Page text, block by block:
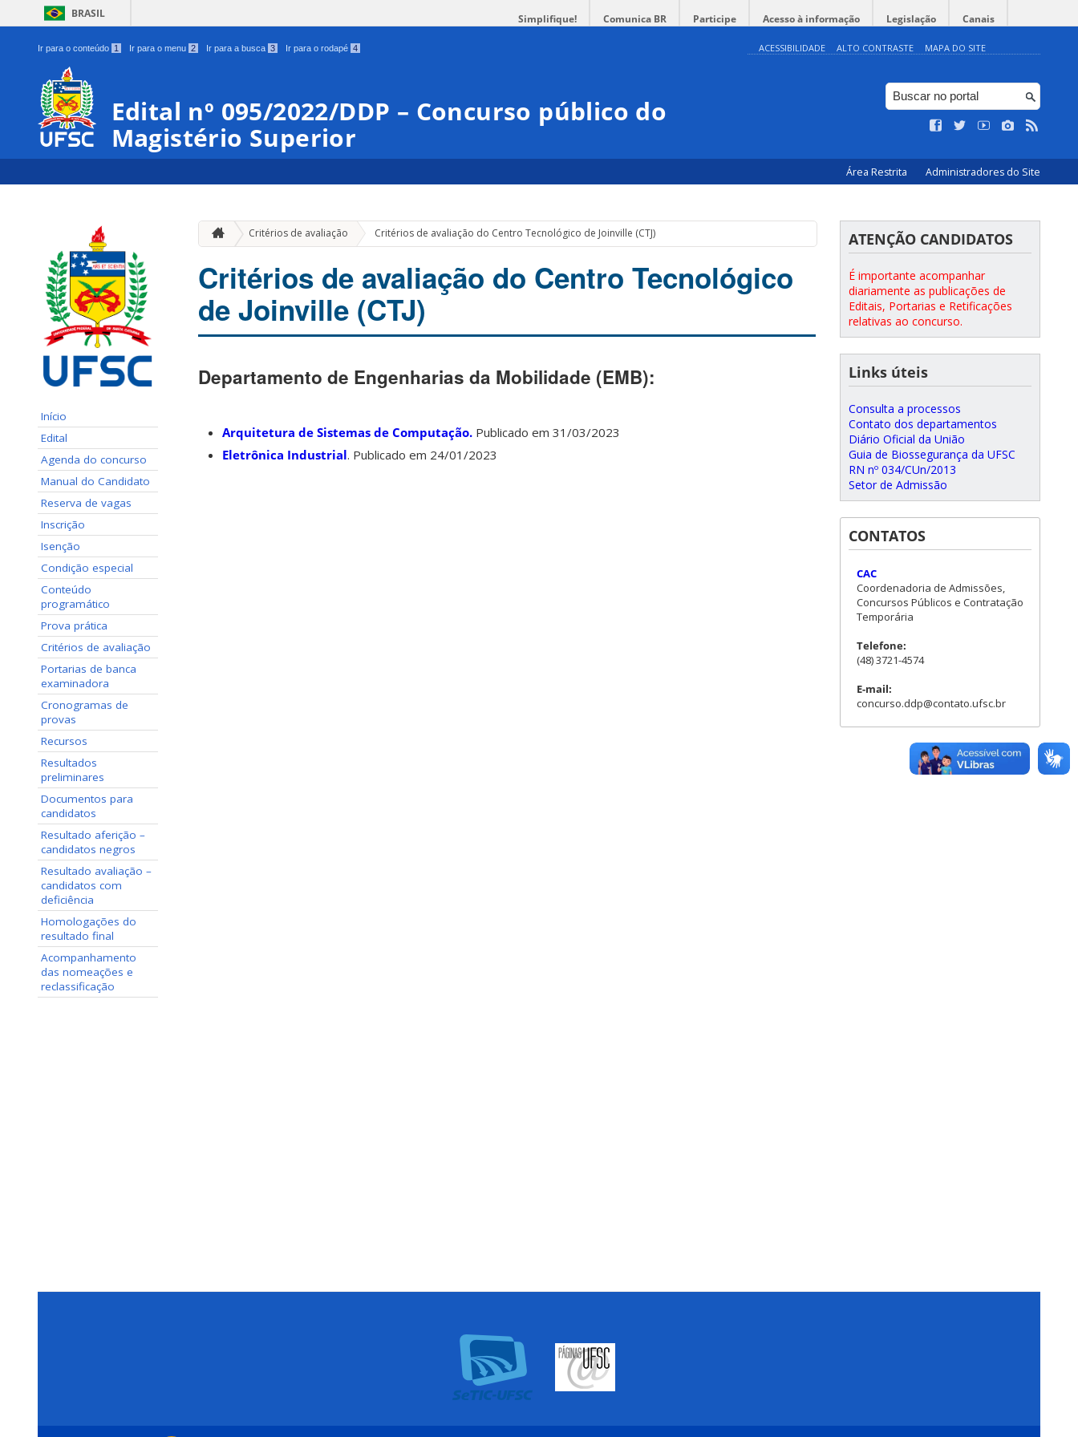
BRASIL Simplifique! Comunica BR Participe Acesso à informação Legislação Canais
Ir para o conteúdo 1 Ir para o menu 2 Ir para a busca 3 Ir para o rodapé 4 ACESSIBILIDADE ALTO CONTRASTE MAPA DO SITE
Edital nº 095/2022/DDP – Concurso público do
Magistério Superior
Área Restrita Administradores do Site
Início
Edital
Agenda do concurso
Manual do Candidato
Reserva de vagas
Inscrição
Isenção
Condição especial
Conteúdo
programático
Prova prática
Critérios de avaliação
Portarias de banca
examinadora
Cronogramas de
provas
Recursos
Resultados
preliminares
Documentos para
candidatos
Resultado aferição –
candidatos negros
Resultado avaliação –
candidatos com
deficiência
Homologações do
resultado final
Acompanhamento
das nomeações e
reclassificação
Critérios de avaliação Critérios de avaliação do Centro Tecnológico de Joinville (CTJ)
Critérios de avaliação do Centro Tecnológico
de Joinville (CTJ)
Departamento de Engenharias da Mobilidade (EMB):
Arquitetura de Sistemas de Computação. Publicado em 31/03/2023
Eletrônica Industrial. Publicado em 24/01/2023
ATENÇÃO CANDIDATOS
É importante acompanhar
diariamente as publicações de
Editais, Portarias e Retificações
relativas ao concurso.
Links úteis
Consulta a processos
Contato dos departamentos
Diário Oficial da União
Guia de Biossegurança da UFSC
RN nº 034/CUn/2013
Setor de Admissão
CONTATOS
CAC
Coordenadoria de Admissões,
Concursos Públicos e Contratação
Temporária
Telefone:
(48) 3721-4574
E-mail:
concurso.ddp@contato.ufsc.br